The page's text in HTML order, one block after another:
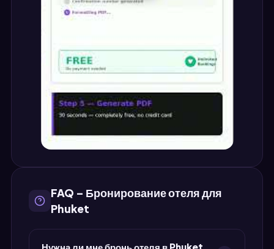
FAQ – Бронирование отеля для
Phuket
Нужна ли мне бронь отеля в Phuket